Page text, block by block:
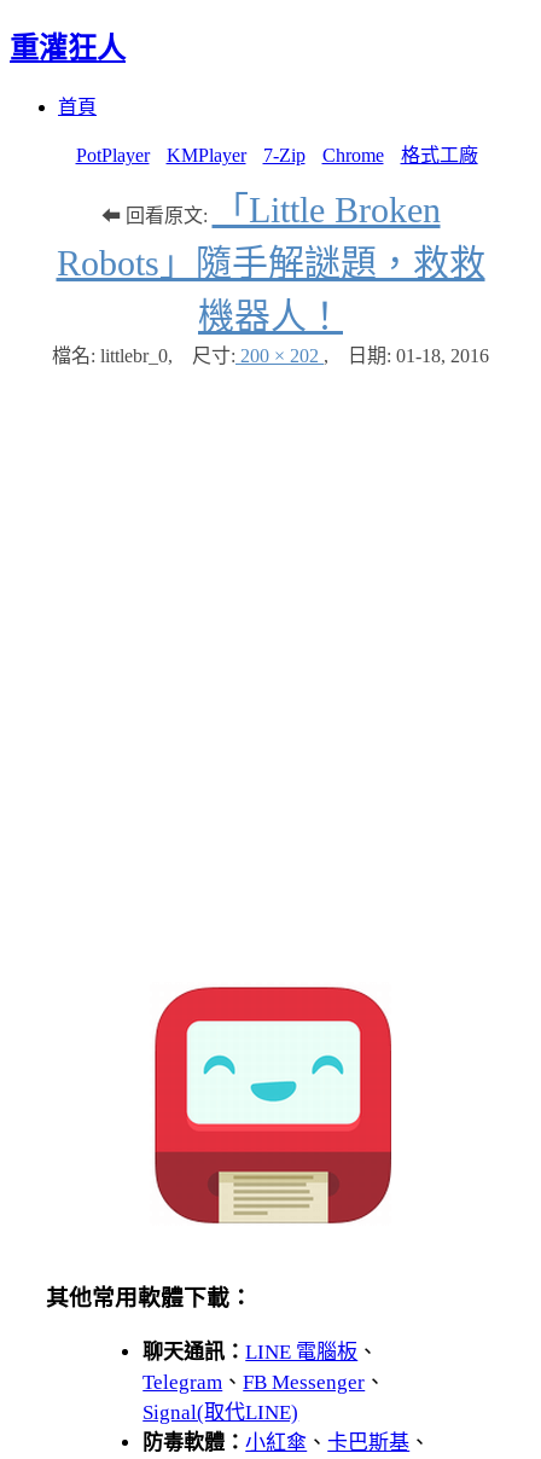
重灌狂人
首頁
PotPlayer KMPlayer 7-Zip Chrome 格式工廠
⬅ 回看原文:
「Little Broken
Robots」隨手解謎題，救救
機器人！
檔名: littlebr_0, 尺寸: 200 × 202 , 日期: 01-18, 2016
其他常用軟體下載：
聊天通訊：LINE 電腦板 、
Telegram 、FB Messenger 、
Signal(取代LINE)
防毒軟體：小紅傘 、卡巴斯基 、